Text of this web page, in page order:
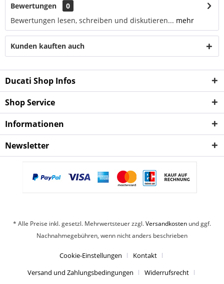
Bewertungen
0
Bewertungen lesen, schreiben und diskutieren... mehr
Kunden kauften auch
Ducati Shop Infos
Shop Service
Informationen
Newsletter
* Alle Preise inkl. gesetzl. Mehrwertsteuer zzgl.Versandkosten und ggf.
Nachnahmegebühren, wenn nicht anders beschrieben
Cookie-Einstellungen
Kontakt
Versand und Zahlungsbedingungen
Widerrufsrecht